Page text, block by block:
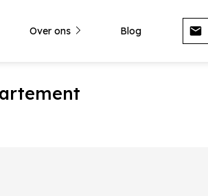
Over ons Blog